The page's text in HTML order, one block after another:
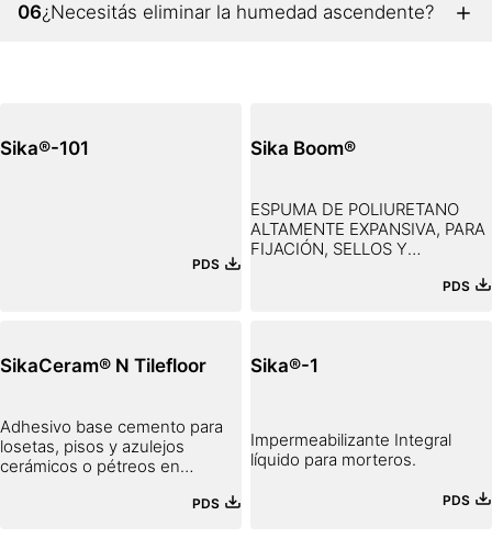
06¿Necesitás eliminar la humedad ascendente?
Sika®-101
PDS
Sika Boom®
ESPUMA DE POLIURETANO
ALTAMENTE EXPANSIVA, PARA
FIJACIÓN, SELLOS Y
PDS
SikaCeram® N Tilefloor
Adhesivo base cemento para
losetas, pisos y azulejos
cerámicos o pétreos en
PDS
Sika®-1
Impermeabilizante Integral
líquido para morteros.
PDS